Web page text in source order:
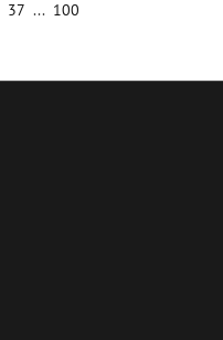
37 ... 100